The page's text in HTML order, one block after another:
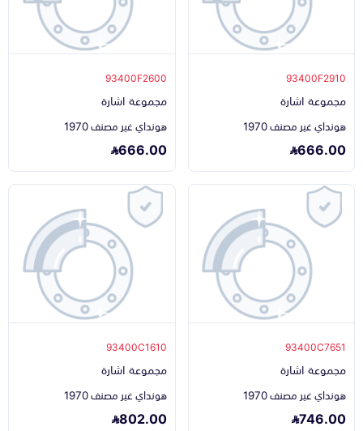
93400F2910
مجموعة اشارة
هونداي غير مصنف 1970
666.00
93400F2600
مجموعة اشارة
هونداي غير مصنف 1970
666.00
93400C7651
مجموعة اشارة
هونداي غير مصنف 1970
746.00
93400C1610
مجموعة اشارة
هونداي غير مصنف 1970
802.00